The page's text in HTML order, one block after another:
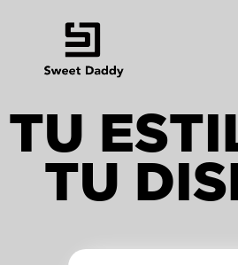
TU
TU